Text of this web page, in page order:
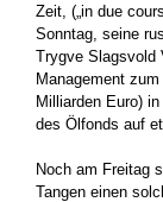
Zeit, („in due
Sonntag, seine
Trygve Slagsvold
Management
Milliarden Euro)
des Ölfonds auf
Noch am Freitag
Tangen einen